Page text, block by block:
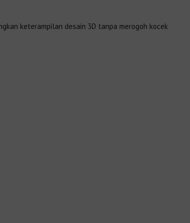
keterampilan desain 3D tanpa merogoh kocek